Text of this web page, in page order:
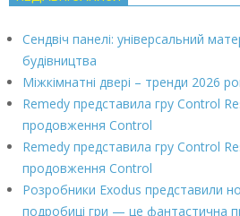
Сендвіч панелі: універсальний
будівництва
Міжкімнатні двері – тренди 2026
Remedy представила гру Control
продовження Control
Remedy представила гру Control
продовження Control
Розробники Exodus представили
подробиці гри — це фантастична